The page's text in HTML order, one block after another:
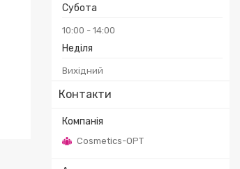
Субота
10:00 14:00
Неділя
Вихідний
Контакти
Cosmetics-OPT